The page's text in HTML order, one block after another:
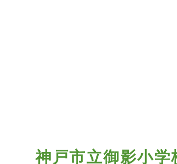
神戸市立御影小学